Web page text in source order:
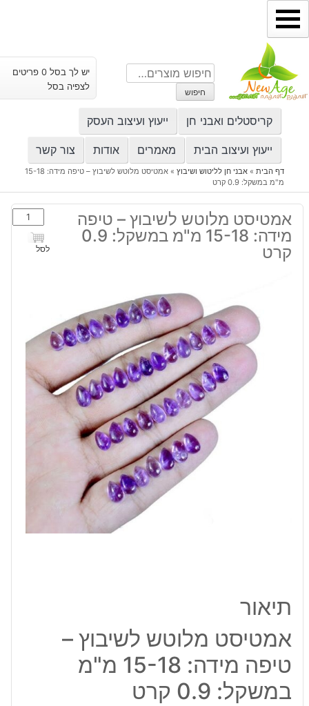
דילוג
לתוכן
חיפוש
עבור:
חיפוש
יש לך בסל 0 פריטים
לצפיה בסל
קריסטלים ואבני חן ייעוץ ועיצוב העסק
ייעוץ ועיצוב הבית מאמרים אודות צור קשר
דף הבית» אבני חן לליטוש ושיבוץ»
אמטיסט מלוטש לשיבוץ – טיפה מידה: 15-18
מ"מ במשקל: 0.9 קרט
אמטיסט מלוטש לשיבוץ – טיפה
מידה: 15-18 מ"מ במשקל: 0.9
קרט
כמות
של
אמטיסט
מידה:
15-
מ"מ
במשקל:
לסל
תיאור
אמטיסט מלוטש לשיבוץ –
טיפה מידה: 15-18 מ"מ
במשקל: 0.9 קרט